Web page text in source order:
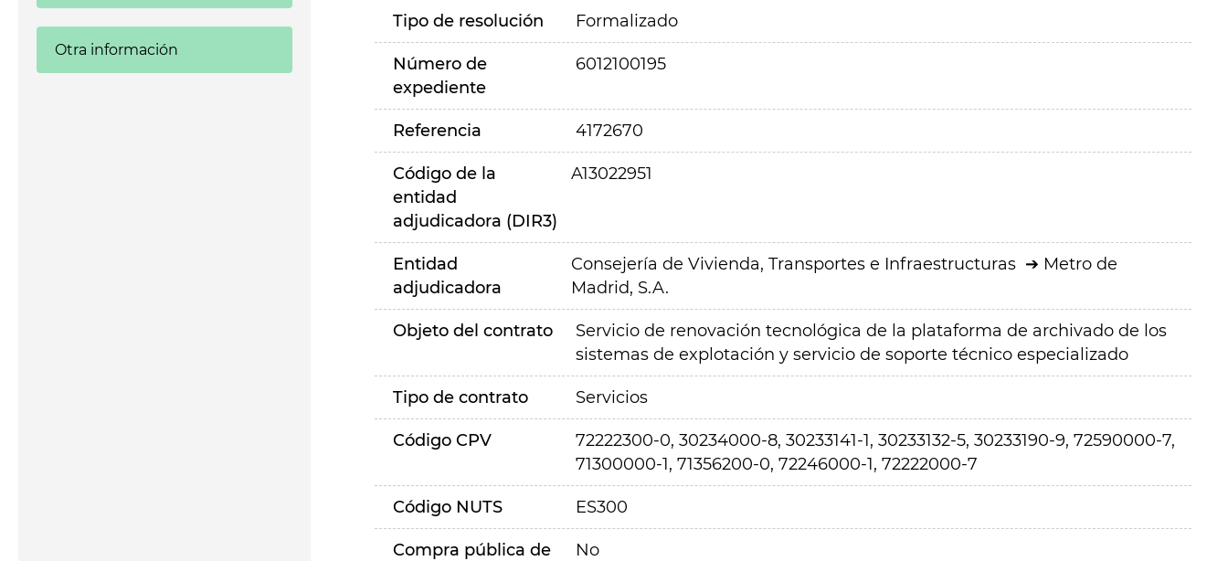
Otra información
Tipo de resolución Formalizado
Número de
expediente
6012100195
Referencia 4172670
Código de la
entidad
adjudicadora (DIR3)
A13022951
Entidad
adjudicadora
Consejería de Vivienda, Transportes e Infraestructuras
Metro de
Madrid, S.A.
Objeto del contrato
Servicio de renovación tecnológica de la plataforma de archivado de los
sistemas de explotación y servicio de soporte técnico especializado
Tipo de contrato Servicios
Código CPV
72222300-0, 30234000-8, 30233141-1, 30233132-5, 30233190-9, 72590000-7,
71300000-1, 71356200-0, 72246000-1, 72222000-7
Código NUTS ES300
Compra pública de
No